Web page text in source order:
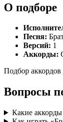
О подборе
Песня:
Версий: 1
Аккорды:
Подбор аккордов
Вопросы
Какие аккорды